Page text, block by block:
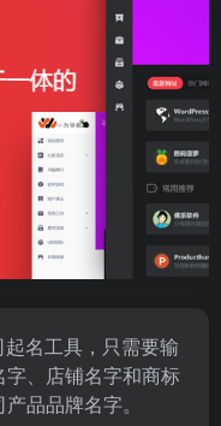
名工具，只需要输
、店铺名字和商标
品品牌名字。